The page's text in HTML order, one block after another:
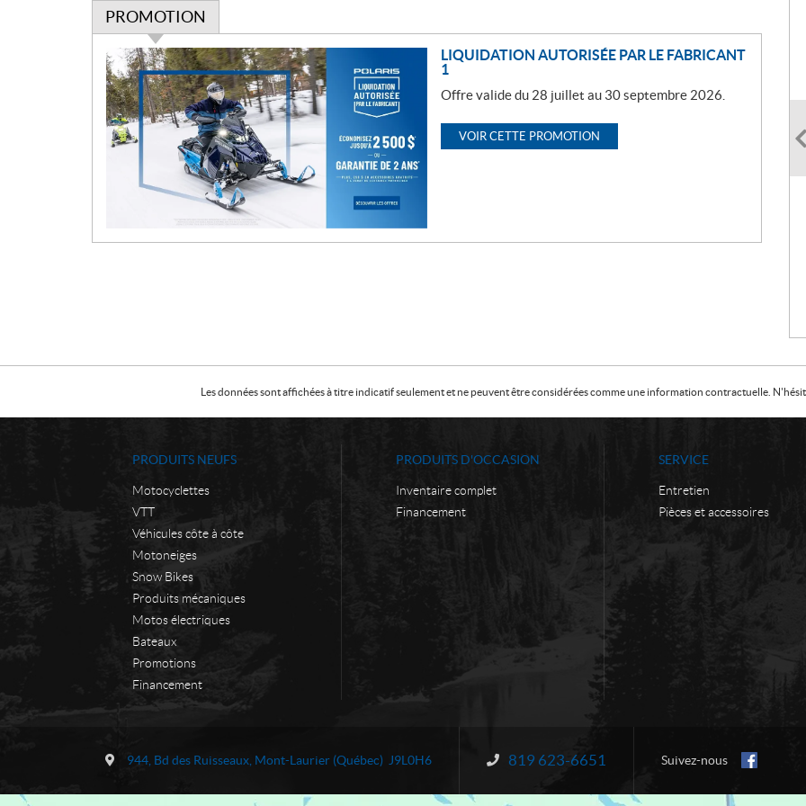
PROMOTION
P
r
o
m
o
LIQUIDATION AUTORISÉE PAR LE FABRICANT
1
Offre valide du 28 juillet au 30 septembre 2026.
VOIR CETTE PROMOTION
Les données sont affichées à titre indicatif seulement et ne peuvent être considérées comme une information contractuelle.
PRODUITS NEUFS
Motocyclettes
VTT
Véhicules côte à côte
Motoneiges
Snow Bikes
Produits mécaniques
Motos électriques
Bateaux
Promotions
Financement
PRODUITS D'OCCASION
Inventaire complet
Financement
SERVICE
Entretien
Pièces et accessoires
t
o
944, Bd des Ruisseaux, Mont-Laurier (Québec) J9L0H6 Information :
819 623-6651 Suivez-nous